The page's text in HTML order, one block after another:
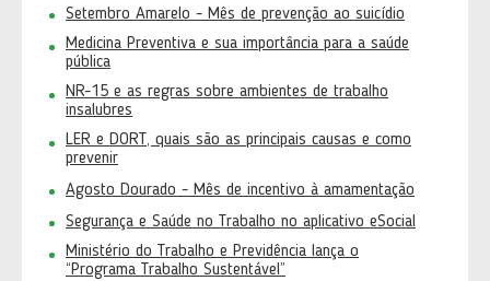
Setembro Amarelo - Mês de prevenção ao suicídio
Medicina Preventiva e sua importância para a saúde
pública
NR-15 e as regras sobre ambientes de trabalho
insalubres
LER e DORT, quais são as principais causas e como
prevenir
Agosto Dourado - Mês de incentivo à amamentação
Segurança e Saúde no Trabalho no aplicativo eSocial
Ministério do Trabalho e Previdência lança o
“Programa Trabalho Sustentável”